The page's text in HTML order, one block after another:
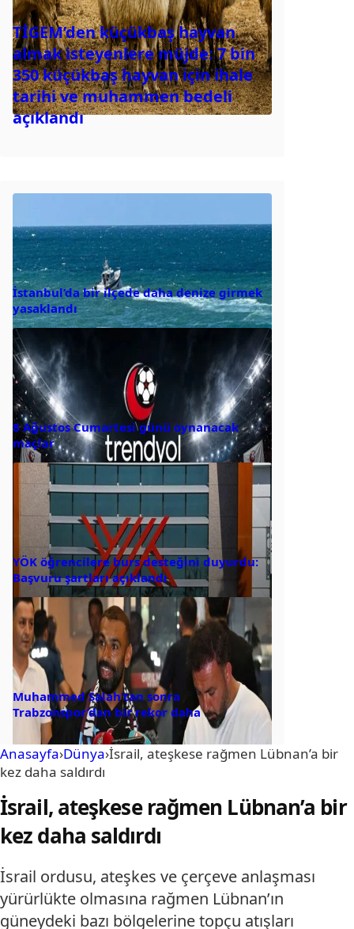
TİGEM’den küçükbaş hayvan
almak isteyenlere müjde: 7 bin
350 küçükbaş hayvan için ihale
tarihi ve muhammen bedeli
açıklandı
İstanbul’da bir ilçede daha denize girmek
yasaklandı
8 Ağustos Cumartesi günü oynanacak
maçlar
YÖK öğrencilere burs desteğini duyurdu:
Başvuru şartları açıklandı
Muhammed Salah’tan sonra
Trabzonspor’dan bir rekor daha
Anasayfa›Dünya›İsrail, ateşkese rağmen Lübnan’a bir
kez daha saldırdı
İsrail, ateşkese rağmen Lübnan’a bir
kez daha saldırdı
İsrail ordusu, ateşkes ve çerçeve anlaşması
yürürlükte olmasına rağmen Lübnan’ın
güneydeki bazı bölgelerine topçu atışları